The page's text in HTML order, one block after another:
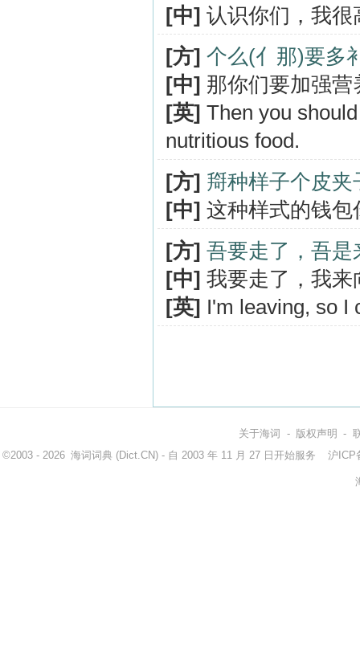
[中] 认识你们，我很
[方] 个么(亻那)要多
[中] 那你们要加强营
[英] Then you
nutritious food.
[方] 搿种样子个皮
[中] 这种样式的钱包
[方] 吾要走了，吾
[中] 我要走了，我来
[英] I'm leaving, so I
关于海词 - 版权声明 -
©2003 - 2026 海词词典 (Dict.CN) - 自 2003 年 11 月 27 日开始服务 沪ICP